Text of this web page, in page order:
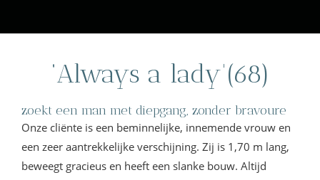
‘Always a lady'(68)
zoekt een man met diepgang, zonder bravoure
Onze cliënte is een beminnelijke, innemende vrouw en
een zeer aantrekkelijke verschijning. Zij is 1,70 m lang,
beweegt gracieus en heeft een slanke bouw. Altijd